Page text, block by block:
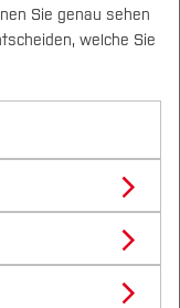
Quicklinks
in der
des zentralen
M.
Sklerose
Sie genau sehen
welche Sie